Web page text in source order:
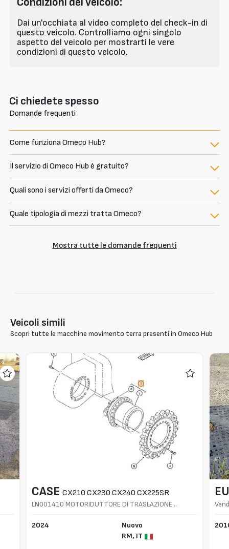
Dai un'occhiata al video completo del check-in di
questo veicolo. Controlliamo ogni singolo
aspetto del veicolo per mostrarti le vere
condizioni di questo veicolo.
Ci chiedete spesso
Domande frequenti
Come funziona Omeco Hub?
Il servizio di Omeco Hub è gratuito?
Quali sono i servizi offerti da Omeco?
Quale tipologia di mezzi tratta Omeco?
Mostra tutte le domande frequenti
Veicoli simili
Scopri tutte le macchine movimento terra presenti in Omeco Hub
CASE CX210 CX230 CX240 CX225SR
LN001410 MOTORIDUTTORE DI TRASLAZIONE
2024
Nuovo
RM, IT